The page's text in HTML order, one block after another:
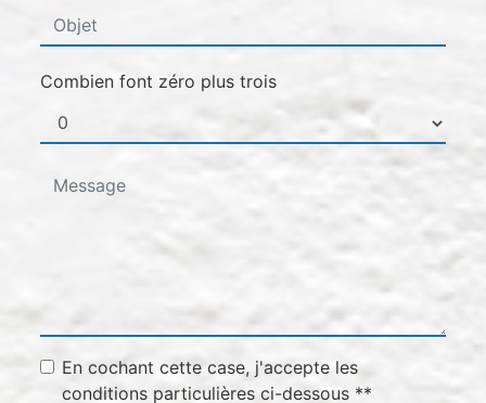
Combien font zéro plus trois
En cochant cette case, j'accepte les
conditions particulières ci-dessous **